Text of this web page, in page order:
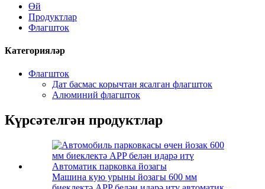
Өй
Продуктлар
Флагшток
Категорияләр
Флагшток
Дат басмас корычтан ясалган флагшток
Алюминий флагшток
Күрсәтелгән продуктлар
Машина кую урыны йозагы 600 мм